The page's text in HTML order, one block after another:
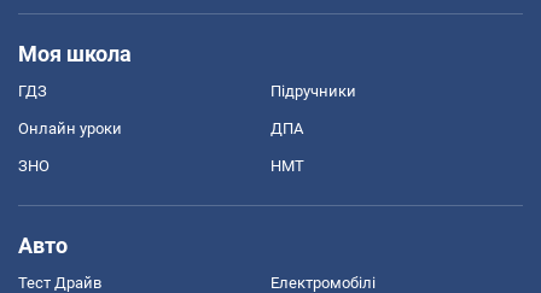
Моя школа
ГДЗ Підручники
Онлайн уроки ДПА
ЗНО НМТ
Авто
Тест Драйв Електромобілі